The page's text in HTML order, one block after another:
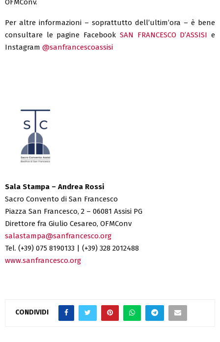
Per altre informazioni – soprattutto dell’ultim’ora – è bene
consultare le pagine Facebook SAN FRANCESCO D’ASSISI e
Instagram @sanfrancescoassisi
Sala Stampa – Andrea Rossi
Sacro Convento di San Francesco
Piazza San Francesco, 2 – 06081 Assisi PG
Direttore fra Giulio Cesareo, OFMConv
salastampa@sanfrancesco.org
Tel. (+39) 075 8190133 | (+39) 328 2012488
www.sanfrancesco.org
CONDIVIDI